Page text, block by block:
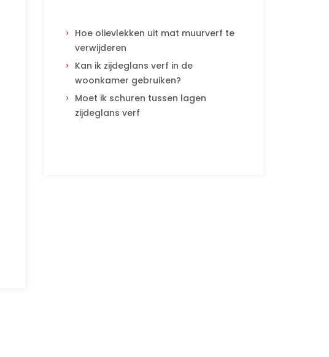
Hoe olievlekken uit mat muurverf te
verwijderen
Kan ik zijdeglans verf in de
woonkamer gebruiken?
Moet ik schuren tussen lagen
zijdeglans verf